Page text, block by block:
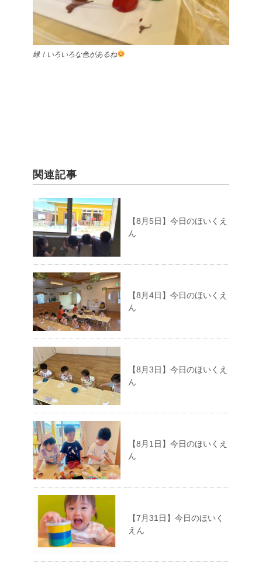
緑！いろいろな色があるね
関連記事
【8月5日】今日のほいくえ
ん
【8月4日】今日のほいくえ
ん
【8月3日】今日のほいくえ
ん
【8月1日】今日のほいくえ
ん
【7月31日】今日のほいく
えん